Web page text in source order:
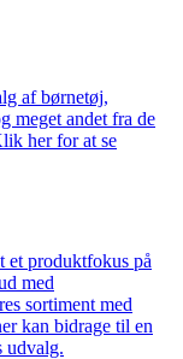
af børnetøj,
meget andet fra de
her for at se
et produktfokus på
med
sortiment med
kan bidrage til en
udvalg.